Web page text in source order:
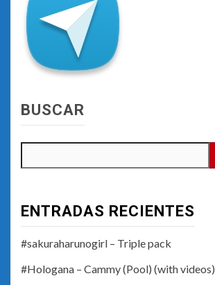
BUSCAR
ENTRADAS RECIENTES
#sakuraharunogirl – Triple pack
#Hologana – Cammy (Pool) (with videos)